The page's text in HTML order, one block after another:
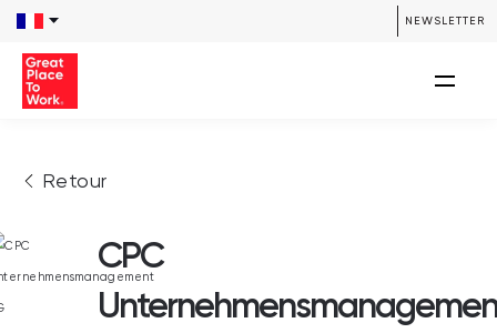
NEWSLETTER
Retour
CPC